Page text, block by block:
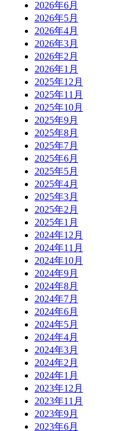
2026年6月
2026年5月
2026年4月
2026年3月
2026年2月
2026年1月
2025年12月
2025年11月
2025年10月
2025年9月
2025年8月
2025年7月
2025年6月
2025年5月
2025年4月
2025年3月
2025年2月
2025年1月
2024年12月
2024年11月
2024年10月
2024年9月
2024年8月
2024年7月
2024年6月
2024年5月
2024年4月
2024年3月
2024年2月
2024年1月
2023年12月
2023年11月
2023年9月
2023年6月